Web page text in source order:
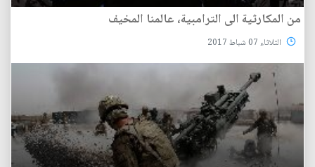
من المكارثية الى الترامبية، عالمنا المخيف
الثلاثاء 07 شباط 2017